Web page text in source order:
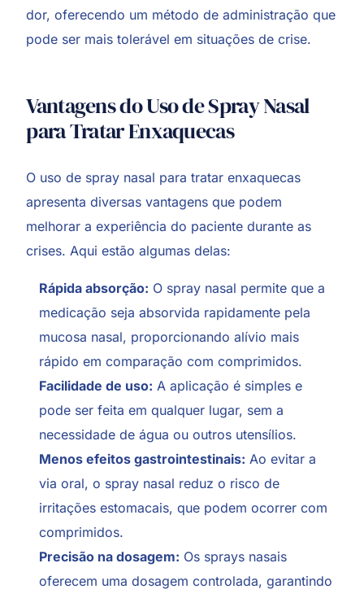
dor, oferecendo um método de administração que
pode ser mais tolerável em situações de crise.
Vantagens do Uso de Spray Nasal
para Tratar Enxaquecas
O uso de spray nasal para tratar enxaquecas
apresenta diversas vantagens que podem
melhorar a experiência do paciente durante as
crises. Aqui estão algumas delas:
Rápida absorção: O spray nasal permite que a
medicação seja absorvida rapidamente pela
mucosa nasal, proporcionando alívio mais
rápido em comparação com comprimidos.
Facilidade de uso: A aplicação é simples e
pode ser feita em qualquer lugar, sem a
necessidade de água ou outros utensílios.
Menos efeitos gastrointestinais: Ao evitar a
via oral, o spray nasal reduz o risco de
irritações estomacais, que podem ocorrer com
comprimidos.
Precisão na dosagem: Os sprays nasais
oferecem uma dosagem controlada, garantindo